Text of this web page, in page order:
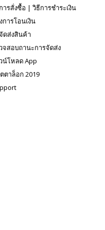
ารสั่งซื้อ | วิธีการชำระเงิน
การโอนเงิน
ดส่งสินค้า
จสอบถานะการจัดส่ง
น์โหลด App
ตาล็อก 2019